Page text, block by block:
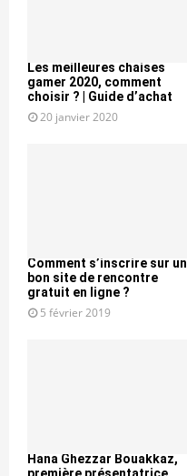
Les meilleures chaises
gamer 2020, comment
choisir ? | Guide d’achat
20 janvier 2020
Comment s’inscrire sur un
bon site de rencontre
gratuit en ligne ?
5 février 2019
Hana Ghezzar Bouakkaz,
première présentatrice